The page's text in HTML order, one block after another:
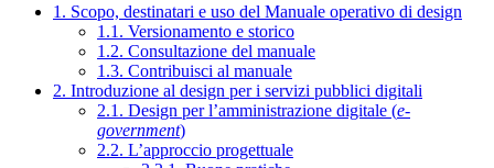
1. Scopo, destinatari e uso del Manuale operativo di design
1.1. Versionamento e storico
1.2. Consultazione del manuale
1.3. Contribuisci al manuale
2. Introduzione al design per i servizi pubblici digitali
2.1. Design per l’amministrazione digitale (e-
government)
2.2. L’approccio progettuale